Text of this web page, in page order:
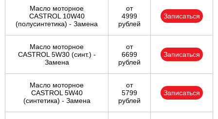
Масло моторное
CASTROL 10W40
(полусинтетика) - Замена
от
4999
рублей
Записаться
Масло моторное
CASTROL 5W30 (синт.) -
Замена
от
6699
рублей
Записаться
Масло моторное
CASTROL 5W40
(синтетика) - Замена
от
5799
рублей
Записаться